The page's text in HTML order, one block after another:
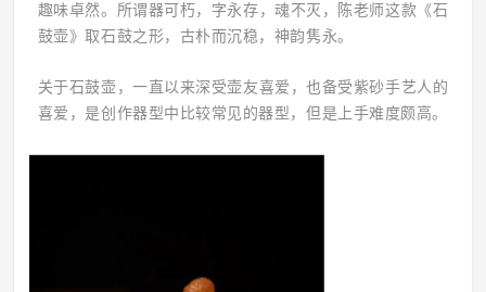
趣味卓然。所谓器可朽，字永存，魂不灭，陈老师这款《石
鼓壶》取石鼓之形，古朴而沉稳，神韵隽永。
关于石鼓壶，一直以来深受壶友喜爱，也备受紫砂手艺人的
喜爱，是创作器型中比较常见的器型，但是上手难度颇高。